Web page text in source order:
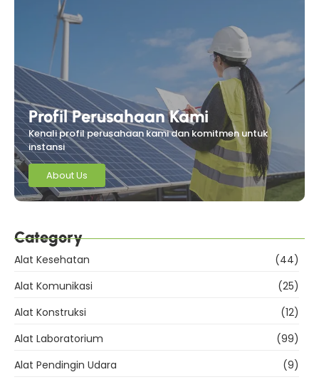
Profil Perusahaan Kami
Kenali profil perusahaan kami dan komitmen untuk
instansi
About Us
Category
Alat Kesehatan
(44)
Alat Komunikasi
(25)
Alat Konstruksi
(12)
Alat Laboratorium
(99)
Alat Pendingin Udara
(9)